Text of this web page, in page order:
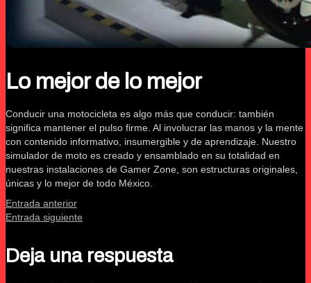
Lo mejor de lo mejor
Conducir una motocicleta es algo más que conducir: también
significa mantener el pulso firme. Al involucrar las manos y la mente
con contenido informativo, insumergible y de aprendizaje. Nuestro
simulador de moto es creado y ensamblado en su totalidad en
nuestras instalaciones de Gamer Zone, son estructuras originales,
únicas y lo mejor de todo México.
Entrada anterior
Entrada siguiente
Deja una respuesta